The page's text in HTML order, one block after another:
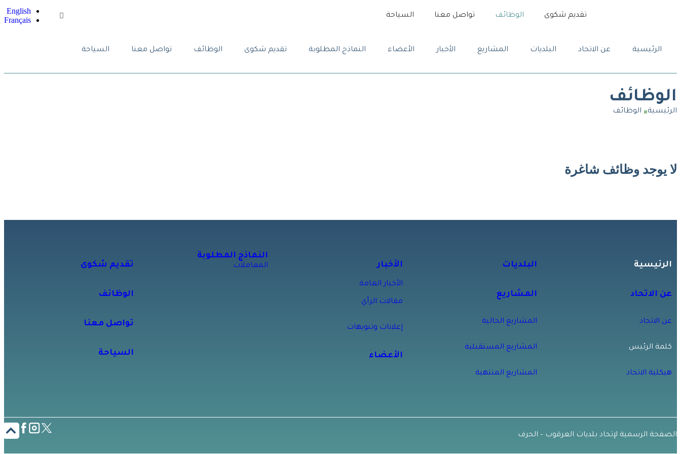
تقديم شكوى الوظائف تواصل معنا السياحة
English
Français
الرئيسية عن الاتحاد البلديات المشاريع الأخبار الأعضاء النماذج المطلوبة تقديم شكوى الوظائف تواصل معنا السياحة
الوظائف
الرئيسية الوظائف
لا يوجد وظائف شاغرة
الرئيسية
عن الاتحاد
عن الاتحاد
كلمة الرئيس
هيكلية الاتحاد
البلديات
المشاريع
المشاريع الحالية
المشاريع المستقبلية
المشاريع المنتهية
الأخبار
الأخبار العامة
مقالات الرأي
إعلانات وتنويهات
الأعضاء
النماذج المطلوبة
المعاملات تقديم شكوى
الوظائف
تواصل معنا
السياحة
الصفحة الرسمية لإتحاد بلديات العرقوب – الحرف